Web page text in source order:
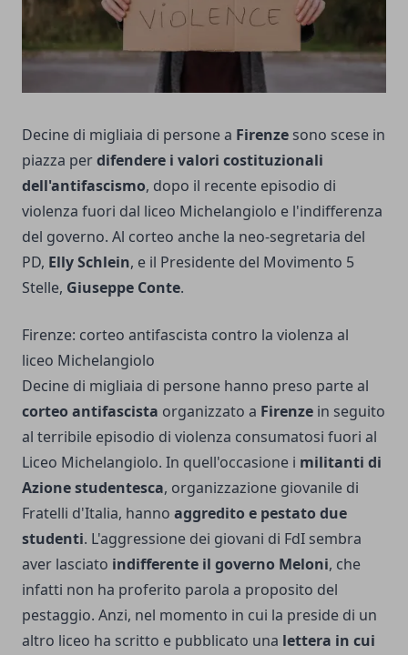
Decine di migliaia di persone a Firenze sono scese in
piazza perdifendere i valori costituzionali
dell'antifascismo, dopo il recente episodio di
violenza fuori dal liceo Michelangiolo e l'indifferenza
del governo. Al corteo anche la neo-segretaria del
PD, Elly Schlein, e il Presidente del Movimento 5
Stelle, Giuseppe Conte.
Firenze: corteo antifascista contro la violenza al
liceo Michelangiolo
Decine di migliaia di persone hanno preso parte al
corteo antifascista organizzato a Firenze in seguito
al terribile episodio di violenza consumatosi fuori al
Liceo Michelangiolo. In quell'occasione i militanti di
Azione studentesca, organizzazione giovanile di
Fratelli d'Italia, hanno aggredito e pestato due
studenti. L'aggressione dei giovani di FdI sembra
aver lasciato indifferente il governo Meloni, che
infatti non ha proferito parola a proposito del
pestaggio. Anzi, nel momento in cui la preside di un
altro liceo ha scritto e pubblicato una lettera in cui